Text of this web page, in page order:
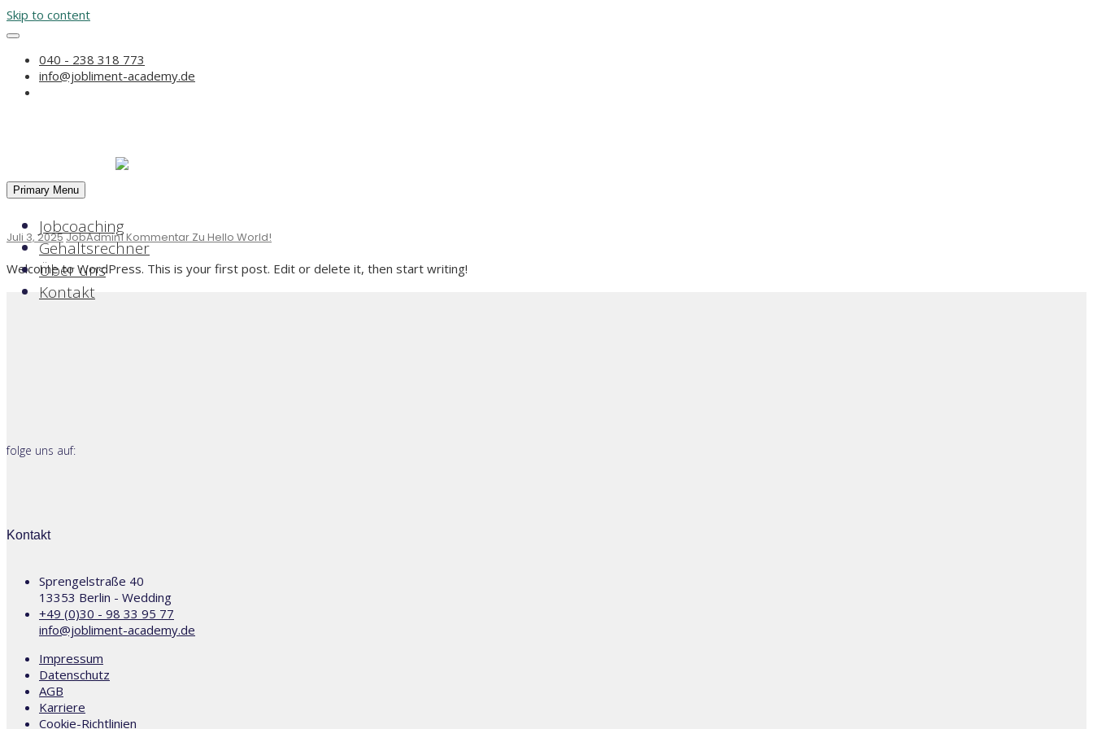
Skip to content
040 - 238 318 773
info@jobliment-academy.de
Primary Menu
Jobcoaching
Gehaltsrechner
Über uns
Kontakt
JobAdmin
Hello world!
Juli 3, 2025JobAdmin1 Kommentar Zu Hello World!
Welcome to WordPress. This is your first post. Edit or delete it, then start writing!
folge uns auf:
Kontakt
Sprengelstraße 40
13353 Berlin - Wedding
+49 (0)30 - 98 33 95 77
info@jobliment-academy.de
Impressum
Datenschutz
AGB
Karriere
Cookie-Richtlinien